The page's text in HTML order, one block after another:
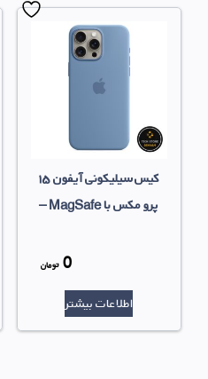
کیس سیلیکونی آیفون ۱۵
پرو مکس با MagSafe –
قیمت
0 تومان
0 تومان
اطلاعات بیشتر